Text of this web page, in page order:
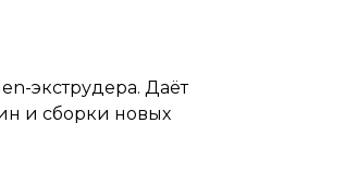
экструдера. Даёт
и сборки новых